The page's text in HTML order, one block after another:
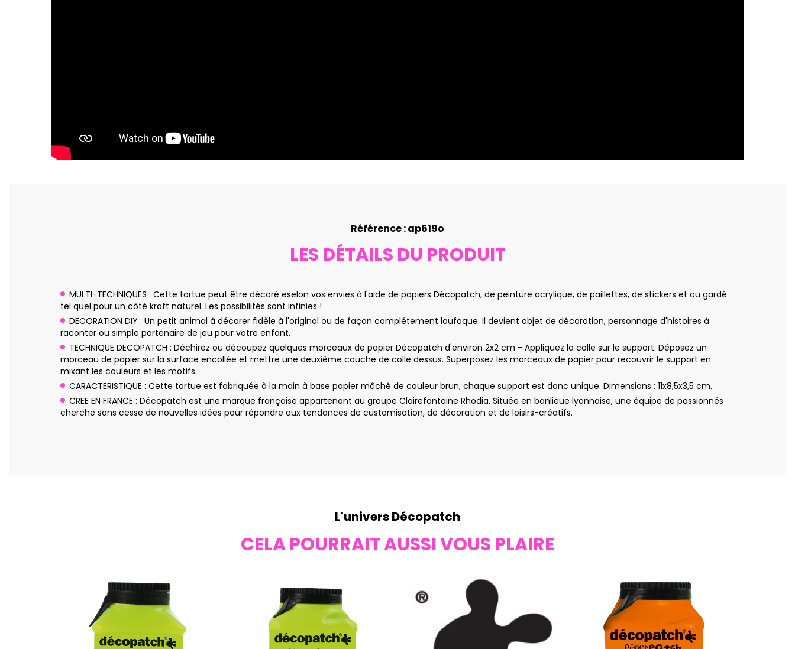
Référence : ap619o
LES DÉTAILS DU PRODUIT
MULTI-TECHNIQUES : Cette tortue peut être décoré eselon vos envies à l'aide de papiers Décopatch, de peinture acrylique, de paillettes, de stickers et ou gardé
tel quel pour un côté kraft naturel. Les possibilités sont infinies !
DECORATION DIY : Un petit animal à décorer fidèle à l'original ou de façon complétement loufoque. Il devient objet de décoration, personnage d'histoires à
raconter ou simple partenaire de jeu pour votre enfant.
TECHNIQUE DECOPATCH : Déchirez ou découpez quelques morceaux de papier Décopatch d'environ 2x2 cm - Appliquez la colle sur le support. Déposez un
morceau de papier sur la surface encollée et mettre une deuxième couche de colle dessus. Superposez les morceaux de papier pour recouvrir le support en
mixant les couleurs et les motifs.
CARACTERISTIQUE : Cette tortue est fabriquée à la main à base papier mâché de couleur brun, chaque support est donc unique. Dimensions : 11x8,5x3,5 cm.
CREE EN FRANCE : Décopatch est une marque française appartenant au groupe Clairefontaine Rhodia. Située en banlieue lyonnaise, une équipe de passionnés
cherche sans cesse de nouvelles idées pour répondre aux tendances de customisation, de décoration et de loisirs-créatifs.
L'univers Décopatch
CELA POURRAIT AUSSI VOUS PLAIRE